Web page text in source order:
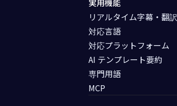
実用機能
リアルタイム字幕・翻訳
対応言語
対応プラットフォーム
AI テンプレート要約
専門用語
MCP